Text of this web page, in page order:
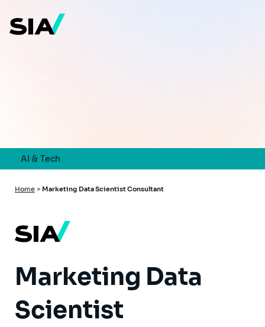
main
content
AI & Tech
Breadcrumb
Home > Marketing Data Scientist Consultant
Marketing Data
Scientist